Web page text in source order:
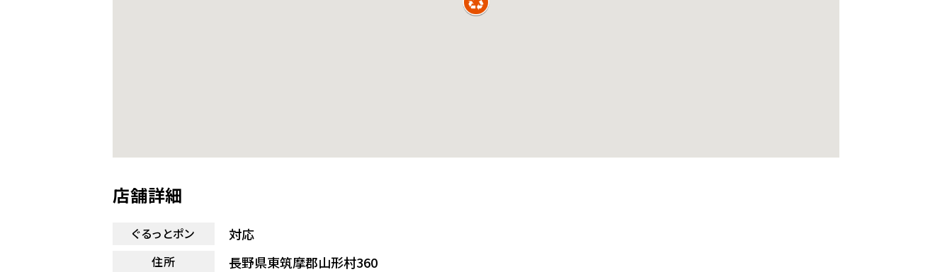
店舗詳細
ぐるっとポン 対応
住所 長野県東筑摩郡山形村360